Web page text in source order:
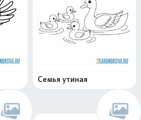
Семья утиная